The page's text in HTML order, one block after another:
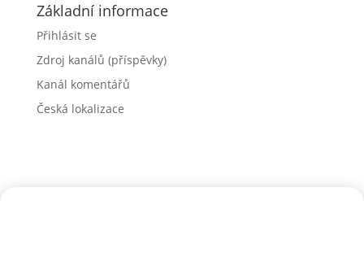
Základní informace
Přihlásit se
Zdroj kanálů (příspěvky)
Kanál komentářů
Česká lokalizace